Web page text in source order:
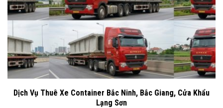
Dịch Vụ Thuê Xe Container Bắc Ninh, Bắc Giang, Cửa Khẩu
Lạng Sơn